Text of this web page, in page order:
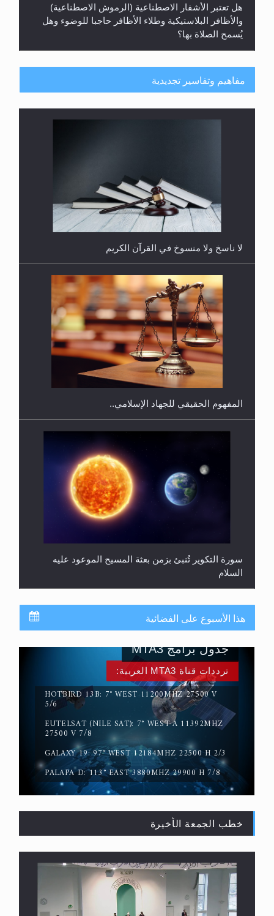
يُسمح الصلاة بها؟
هل يجوز فتح مشروع كوافير نسائي للمحجبات وغير
المحجبات؟
مفاهيم وتفاسير تجديدية
لا ناسخ ولا منسوخ في القرآن الكريم
المفهوم الحقيقي للجهاد الإسلامي..
حقيقة المسيح الدجال
القرآن قاضٍ وحكمٌ على السنة ومهيمنٌ عليها.. ليس
العكس
هذا الأسبوع على الفضائية
ترددات قناة MTA3 العربية:
HOTBIRD 13B: 7° WEST 11200MHZ 27500 V
5/6
EUTELSAT (NILE SAT): 7° WEST-A 11392MHZ
27500 V 7/8
GALAXY 19: 97° WEST 12184MHZ 22500 H 2/3
PALAPA D: 113° EAST 3880MHZ 29900 H 7/8
جدول برامج MTA3
خطب الجمعة الأخيرة